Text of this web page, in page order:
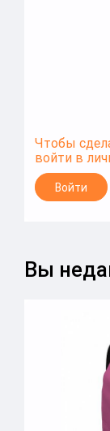
Чтобы
войти в
Войти
Вы